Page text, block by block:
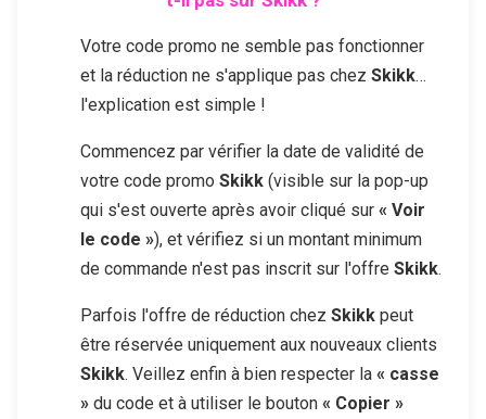
Votre code promo ne semble pas fonctionner
et la réduction ne s'applique pas chez Skikk…
l'explication est simple !
Commencez par vérifier la date de validité de
votre code promo Skikk (visible sur la pop-up
qui s'est ouverte après avoir cliqué sur « Voir
le code »), et vérifiez si un montant minimum
de commande n'est pas inscrit sur l'offre Skikk.
Parfois l'offre de réduction chez Skikk peut
être réservée uniquement aux nouveaux clients
Skikk. Veillez enfin à bien respecter la « casse
» du code et à utiliser le bouton « Copier »